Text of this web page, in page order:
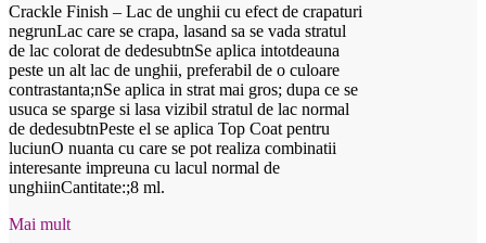
Crackle Finish – Lac de unghii cu efect de crapaturi
negrunLac care se crapa, lasand sa se vada stratul
de lac colorat de dedesubtnSe aplica intotdeauna
peste un alt lac de unghii, preferabil de o culoare
contrastanta;nSe aplica in strat mai gros; dupa ce se
usuca se sparge si lasa vizibil stratul de lac normal
de dedesubtnPeste el se aplica Top Coat pentru
luciunO nuanta cu care se pot realiza combinatii
interesante impreuna cu lacul normal de
unghiinCantitate:;8 ml.
Mai mult